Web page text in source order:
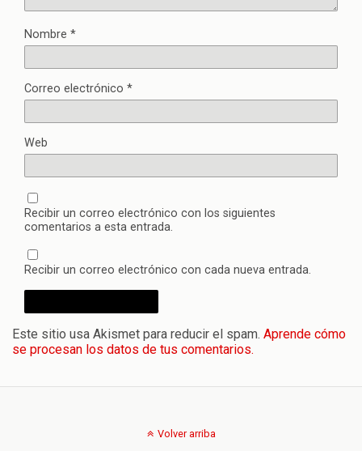
Nombre *
Correo electrónico *
Web
Recibir un correo electrónico con los siguientes
comentarios a esta entrada.
Recibir un correo electrónico con cada nueva entrada.
Este sitio usa Akismet para reducir el spam. Aprende cómo
se procesan los datos de tus comentarios.
Volver arriba